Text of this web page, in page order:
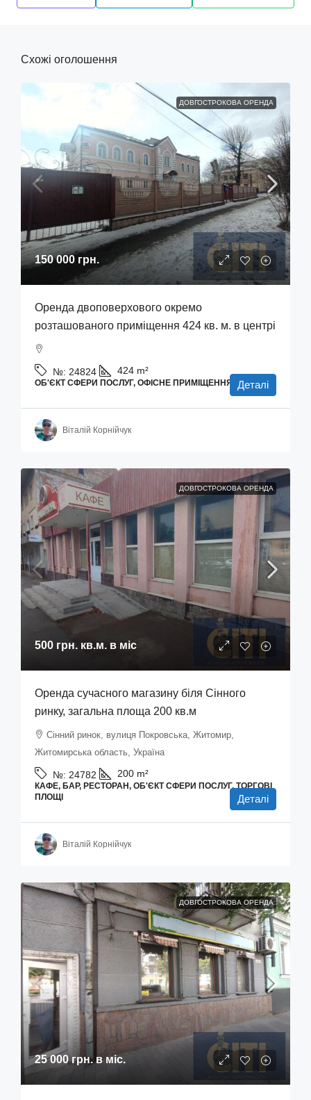
Схожі оголошення
ДОВГОСТРОКОВА ОРЕНДА
150 000 грн.
Оренда двоповерхового окремо
розташованого приміщення 424 кв. м. в центрі
№: 24824 424 m²
ОБ'ЄКТ СФЕРИ ПОСЛУГ, ОФІСНЕ ПРИМІЩЕННЯ Деталі
Віталій Корнійчук
ДОВГОСТРОКОВА ОРЕНДА
500 грн. кв.м. в міс
Оренда сучасного магазину біля Сінного
ринку, загальна площа 200 кв.м
Сінний ринок, вулиця Покровська, Житомир,
Житомирська область, Україна
№: 24782 200 m²
КАФЕ, БАР, РЕСТОРАН, ОБ'ЄКТ СФЕРИ ПОСЛУГ, ТОРГОВІ
ПЛОЩІ
Деталі
Віталій Корнійчук
ДОВГОСТРОКОВА ОРЕНДА
25 000 грн.в міс.